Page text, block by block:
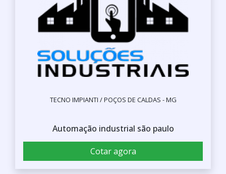
TECNO IMPIANTI / POÇOS DE CALDAS - MG
Automação industrial são paulo
Cotar agora